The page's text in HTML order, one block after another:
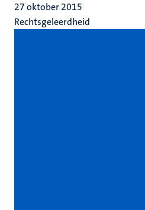
27 oktober 2015
Rechtsgeleerdheid